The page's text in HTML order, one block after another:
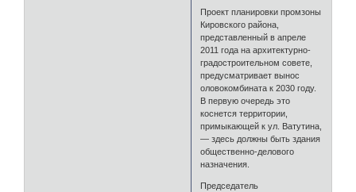
Проект планировки промзоны
Кировского района,
представленный в апреле
2011 года на архитектурно-
градостроительном совете,
предусматривает вынос
оловокомбината к 2030 году.
В первую очередь это
коснется территории,
примыкающей к ул. Ватутина,
— здесь должны быть здания
общественно-делового
назначения.
Председатель